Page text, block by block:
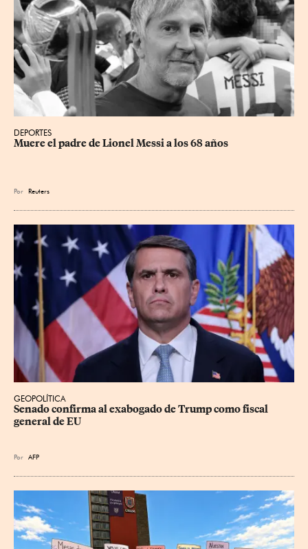
DEPORTES
Muere el padre de Lionel Messi a los 68 años
Por Reuters
GEOPOLÍTICA
Senado confirma al exabogado de Trump como fiscal
general de EU
Por AFP